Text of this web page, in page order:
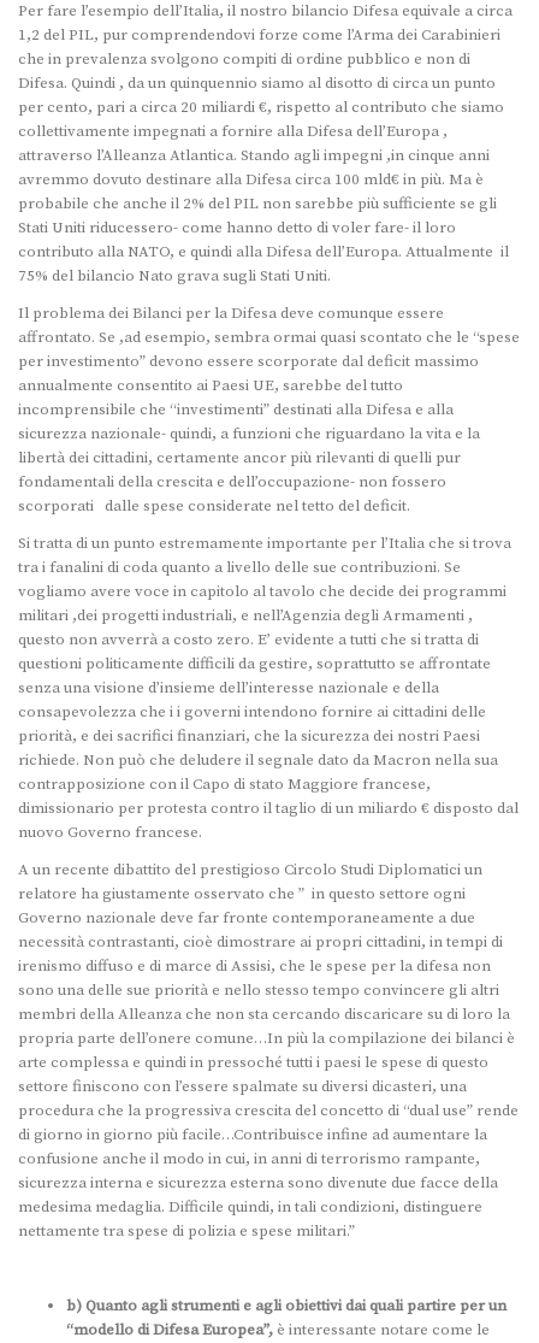
Per fare l’esempio dell’Italia, il nostro bilancio Difesa equivale a circa
1,2 del PIL, pur comprendendovi forze come l’Arma dei Carabinieri
che in prevalenza svolgono compiti di ordine pubblico e non di
Difesa. Quindi , da un quinquennio siamo al disotto di circa un punto
per cento, pari a circa 20 miliardi €, rispetto al contributo che siamo
collettivamente impegnati a fornire alla Difesa dell’Europa ,
attraverso l’Alleanza Atlantica. Stando agli impegni ,in cinque anni
avremmo dovuto destinare alla Difesa circa 100 mld€ in più. Ma è
probabile che anche il 2% del PIL non sarebbe più sufficiente se gli
Stati Uniti riducessero- come hanno detto di voler fare- il loro
contributo alla NATO, e quindi alla Difesa dell’Europa. Attualmente il
75% del bilancio Nato grava sugli Stati Uniti.
Il problema dei Bilanci per la Difesa deve comunque essere
affrontato. Se ,ad esempio, sembra ormai quasi scontato che le “spese
per investimento” devono essere scorporate dal deficit massimo
annualmente consentito ai Paesi UE, sarebbe del tutto
incomprensibile che “investimenti” destinati alla Difesa e alla
sicurezza nazionale- quindi, a funzioni che riguardano la vita e la
libertà dei cittadini, certamente ancor più rilevanti di quelli pur
fondamentali della crescita e dell’occupazione- non fossero
scorporati dalle spese considerate nel tetto del deficit.
Si tratta di un punto estremamente importante per l’Italia che si trova
tra i fanalini di coda quanto a livello delle sue contribuzioni. Se
vogliamo avere voce in capitolo al tavolo che decide dei programmi
militari ,dei progetti industriali, e nell’Agenzia degli Armamenti ,
questo non avverrà a costo zero. E’ evidente a tutti che si tratta di
questioni politicamente difficili da gestire, soprattutto se affrontate
senza una visione d’insieme dell’interesse nazionale e della
consapevolezza che i i governi intendono fornire ai cittadini delle
priorità, e dei sacrifici finanziari, che la sicurezza dei nostri Paesi
richiede. Non può che deludere il segnale dato da Macron nella sua
contrapposizione con il Capo di stato Maggiore francese,
dimissionario per protesta contro il taglio di un miliardo € disposto dal
nuovo Governo francese.
A un recente dibattito del prestigioso Circolo Studi Diplomatici un
relatore ha giustamente osservato che ” in questo settore ogni
Governo nazionale deve far fronte contemporaneamente a due
necessità contrastanti, cioè dimostrare ai propri cittadini, in tempi di
irenismo diffuso e di marce di Assisi, che le spese per la difesa non
sono una delle sue priorità e nello stesso tempo convincere gli altri
membri della Alleanza che non sta cercando discaricare su di loro la
propria parte dell’onere comune…In più la compilazione dei bilanci è
arte complessa e quindi in pressoché tutti i paesi le spese di questo
settore finiscono con l’essere spalmate su diversi dicasteri, una
procedura che la progressiva crescita del concetto di “dual use” rende
di giorno in giorno più facile…Contribuisce infine ad aumentare la
confusione anche il modo in cui, in anni di terrorismo rampante,
sicurezza interna e sicurezza esterna sono divenute due facce della
medesima medaglia. Difficile quindi, in tali condizioni, distinguere
nettamente tra spese di polizia e spese militari.”
b) Quanto agli strumenti e agli obiettivi dai quali partire per un
“modello di Difesa Europea”, è interessante notare come le